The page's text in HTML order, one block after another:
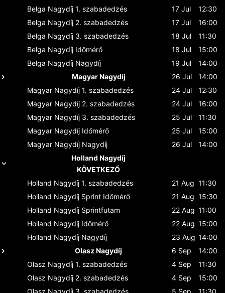
Belga Nagydíj 1. szabadedzés 17 Jul
12:30
Belga Nagydíj 2. szabadedzés 17 Jul
16:00
Belga Nagydíj 3. szabadedzés 18 Jul
11:30
Belga Nagydíj Időmérő 18 Jul
15:00
Belga Nagydíj Nagydíj 19 Jul
14:00
Magyar Nagydíj
26 Jul
14:00
Magyar Nagydíj 1. szabadedzés 24 Jul
12:30
Magyar Nagydíj 2. szabadedzés 24 Jul
16:00
Magyar Nagydíj 3. szabadedzés 25 Jul
11:30
Magyar Nagydíj Időmérő 25 Jul
15:00
Magyar Nagydíj Nagydíj 26 Jul
14:00
Holland Nagydíj
KÖVETKEZŐ
Holland Nagydíj 1. szabadedzés 21 Aug 11:30
Holland Nagydíj Sprint Időmérő 21 Aug 15:30
Holland Nagydíj Sprintfutam 22 Aug 11:00
Holland Nagydíj Időmérő 22 Aug 15:00
Holland Nagydíj Nagydíj 23 Aug 14:00
Olasz Nagydíj
6 Sep
14:00
Olasz Nagydíj 1. szabadedzés 4 Sep
11:30
Olasz Nagydíj 2. szabadedzés 4 Sep
15:00
Olasz Nagydíj 3. szabadedzés 5 Sep
11:30